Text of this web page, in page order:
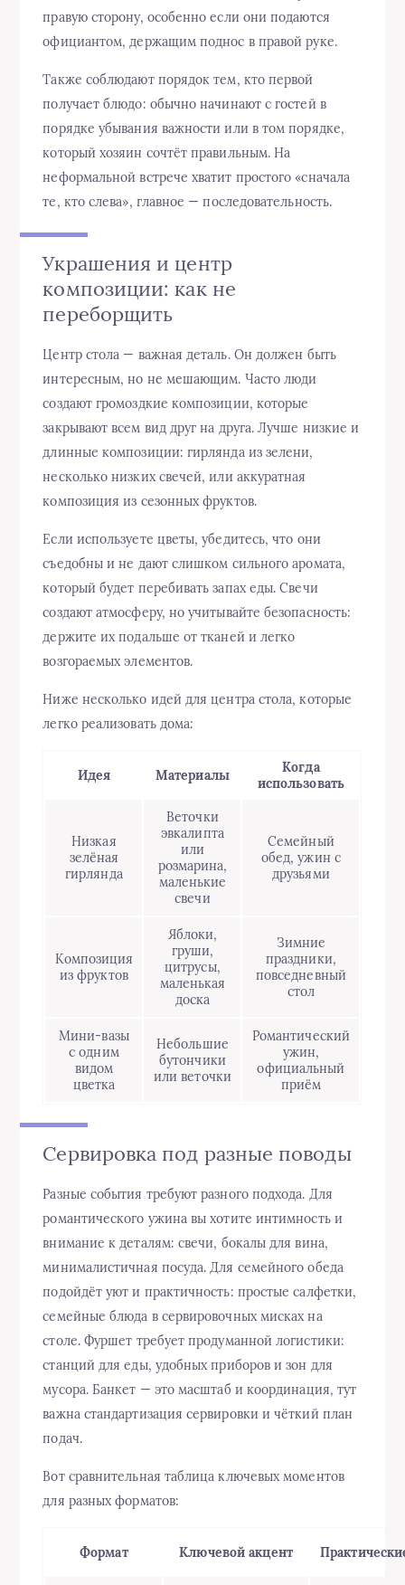
правую сторону, особенно если они подаются
официантом, держащим поднос в правой руке.
Также соблюдают порядок тем, кто первой
получает блюдо: обычно начинают с гостей в
порядке убывания важности или в том порядке,
который хозяин сочтёт правильным. На
неформальной встрече хватит простого «сначала
те, кто слева», главное — последовательность.
Украшения и центр
композиции: как не
переборщить
Центр стола — важная деталь. Он должен быть
интересным, но не мешающим. Часто люди
создают громоздкие композиции, которые
закрывают всем вид друг на друга. Лучше низкие и
длинные композиции: гирлянда из зелени,
несколько низких свечей, или аккуратная
композиция из сезонных фруктов.
Если используете цветы, убедитесь, что они
съедобны и не дают слишком сильного аромата,
который будет перебивать запах еды. Свечи
создают атмосферу, но учитывайте безопасность:
держите их подальше от тканей и легко
возгораемых элементов.
Ниже несколько идей для центра стола, которые
легко реализовать дома:
Идея Материалы
Когда
использовать
Низкая
зелёная
гирлянда
Веточки
эвкалипта
или
розмарина,
маленькие
свечи
Семейный
обед, ужин с
друзьями
Композиция
из фруктов
Яблоки,
груши,
цитрусы,
маленькая
доска
Зимние
праздники,
повседневный
стол
Мини-вазы
с одним
видом
цветка
Небольшие
бутончики
или веточки
Романтический
ужин,
официальный
приём
Сервировка под разные поводы
Разные события требуют разного подхода. Для
романтического ужина вы хотите интимность и
внимание к деталям: свечи, бокалы для вина,
минималистичная посуда. Для семейного обеда
подойдёт уют и практичность: простые салфетки,
семейные блюда в сервировочных мисках на
столе. Фуршет требует продуманной логистики:
станций для еды, удобных приборов и зон для
мусора. Банкет — это масштаб и координация, тут
важна стандартизация сервировки и чёткий план
подач.
Вот сравнительная таблица ключевых моментов
для разных форматов:
Формат Ключевой акцент